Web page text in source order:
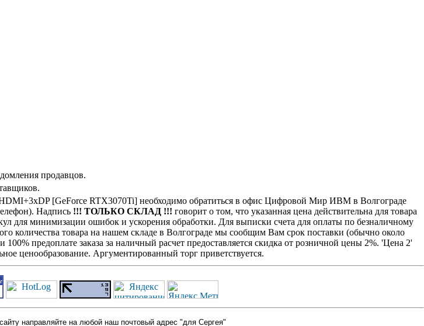
продавцов.
[GeForce RTX3070Ti] необходимо обратиться в офис Цифровой Мир ИВМ в Волгограде
Надпись !!! ТОЛЬКО СКЛАД !!! говорит о том, что указанная цена действительна для товара
для минимизации ошибок и ускорения обработки. Для выписки счета для оплаты по безналичному
количества товара на нашем складе в Волгограде мы сообщим Вам срок поставки (обычно около
предоплате заказа за наличный расчет предоставляется скидка от розничной цены 2%. 'Цена 2'
ценообразование. Аргументированный торг приветствуется.
направляйте на любой наш почтовый адрес "для Сергея"